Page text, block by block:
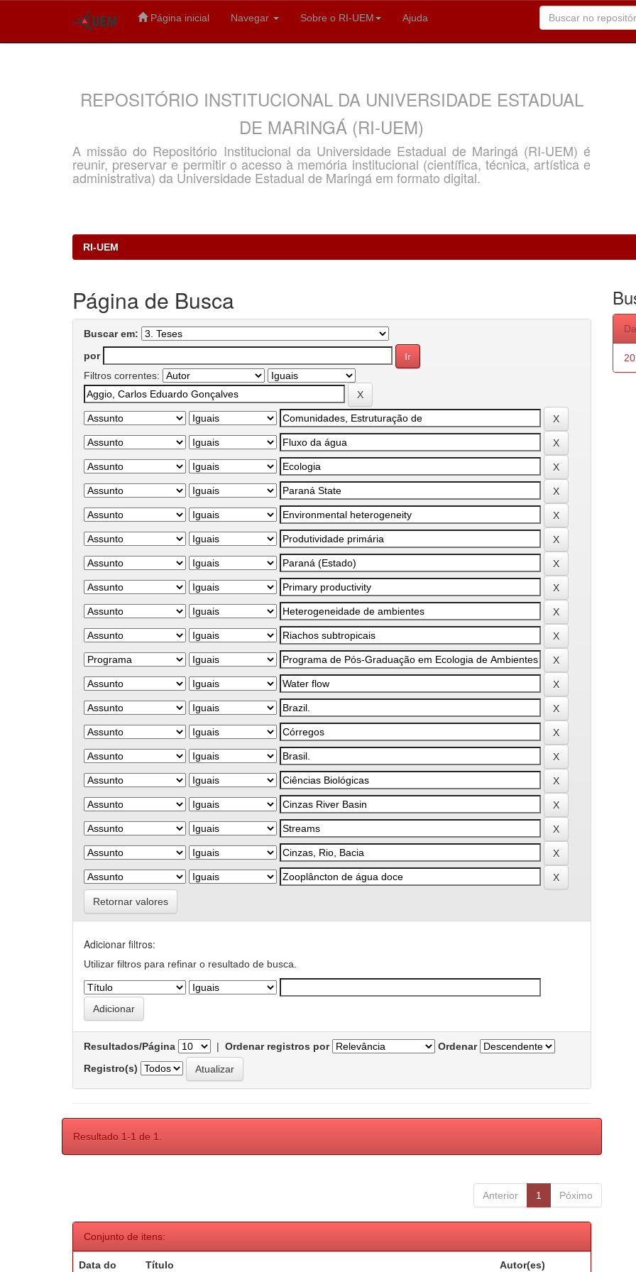
Página inicial Navegar Sobre o RI-UEM Ajuda
REPOSITÓRIO INSTITUCIONAL DA UNIVERSIDADE ESTADUAL
DE MARINGÁ (RI-UEM)
A missão do Repositório Institucional da Universidade Estadual de Maringá (RI-UEM) é
reunir, preservar e permitir o acesso à memória institucional (científica, técnica, artística e
administrativa) da Universidade Estadual de Maringá em formato digital.
RI-UEM
Página de Busca
Buscar em:
por
Filtros correntes:
Retornar valores
Adicionar filtros:
Utilizar filtros para refinar o resultado de busca.
Resultados/Página | Ordenar registros por
Ordenar
Registro(s)
Resultado 1-1 de 1.
Anterior 1 Póximo
Conjunto de itens:
Data do Título Autor(es)